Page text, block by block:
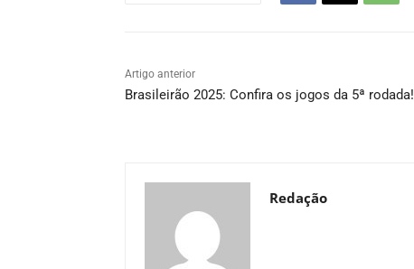
Artigo anterior
Brasileirão 2025: Confira os jogos da 5ª rodada!
Redação